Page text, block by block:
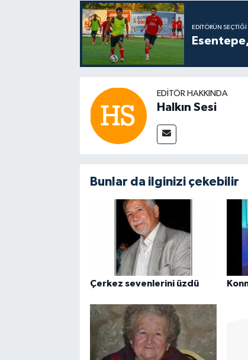
EDITÖRÜN SEÇTIĞI
EDITÖR HAKKINDA
Halkın Sesi
Bunlar da ilginizi çekebilir
Çerkez sevenlerini üzdü